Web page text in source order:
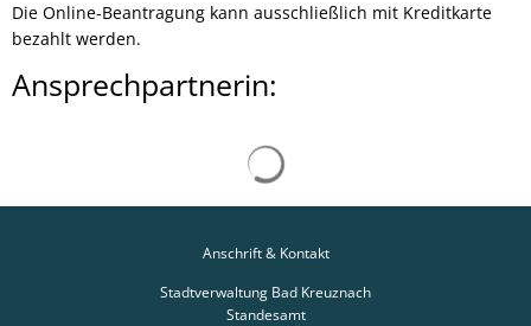
Die Online-Beantragung kann ausschließlich mit Kreditkarte
bezahlt werden.
Ansprechpartnerin:
Anschrift & Kontakt
Stadtverwaltung Bad Kreuznach
Standesamt